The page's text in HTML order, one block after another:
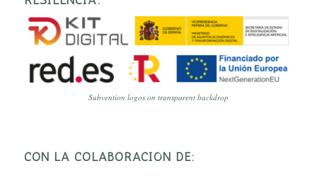
Subvention logos on transparent backdrop
CON LA COLABORACIÓN DE: